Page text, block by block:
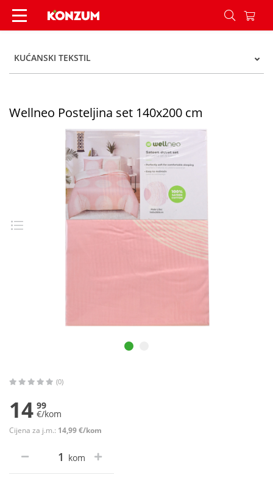
Wellneo Posteljina set 140x200 cm - Konzum
KUĆANSKI TEKSTIL
Wellneo Posteljina set 140x200 cm
(0)
14 99
€/kom
Cijena za j.m.: 14,99 €/kom
kom